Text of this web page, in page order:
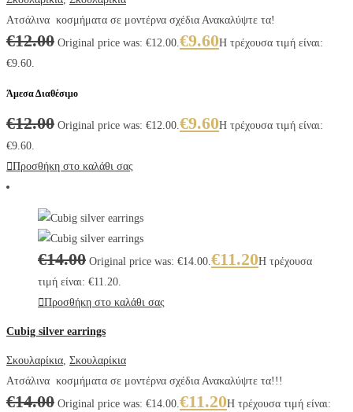
Ατσάλινα κοσμήματα σε μοντέρνα σχέδια Ανακαλύψτε τα!
€12.00 Original price was: €12.00. €9.60Η τρέχουσα τιμή είναι:
€9.60.
Άμεσα Διαθέσιμο
€12.00 Original price was: €12.00. €9.60Η τρέχουσα τιμή είναι:
€9.60.
Προσθήκη στο καλάθι σας
€14.00 Original price was: €14.00. €11.20Η τρέχουσα
τιμή είναι: €11.20.
Προσθήκη στο καλάθι σας
Cubig silver earrings
Σκουλαρίκια Σκουλαρίκια
Ατσάλινα κοσμήματα σε μοντέρνα σχέδια Ανακαλύψτε τα!!!
€14.00 Original price was: €14.00. €11.20Η τρέχουσα τιμή είναι: